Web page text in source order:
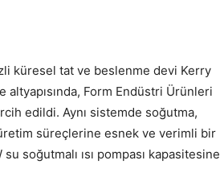
küresel tat ve beslenme devi Kerry
altyapısında, Form Endüstri Ürünleri
edildi. Aynı sistemde soğutma,
üretim süreçlerine esnek ve verimli bir
soğutmalı ısı pompası kapasitesine